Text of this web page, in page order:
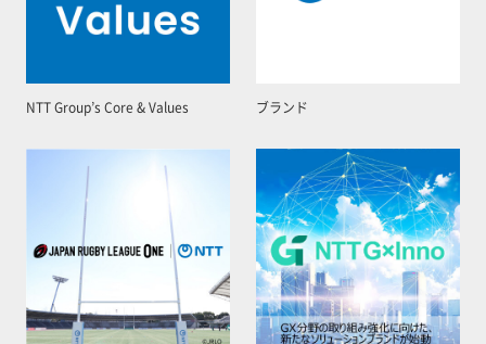
NTT Group’s Core & Values ブランド